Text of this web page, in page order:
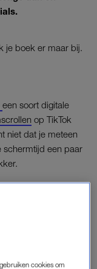
je boek er maar bij.
een soort digitale
op TikTok
niet dat je meteen
een paar
dat ze de
gebruikt. “Ik was
timing, want als
nodig dan ooit”,
cookies om